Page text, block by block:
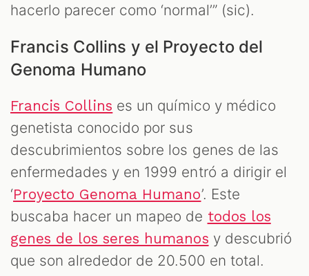
hacerlo parecer como ‘normal’” (sic).
Francis Collins y el Proyecto del
Genoma Humano
Francis Collins es un químico y médico
genetista conocido por sus
descubrimientos sobre los genes de las
enfermedades y en 1999 entró a dirigir el
‘Proyecto Genoma Humano’. Este
buscaba hacer un mapeo de todos los
genes de los seres humanos y descubrió
que son alrededor de 20.500 en total.